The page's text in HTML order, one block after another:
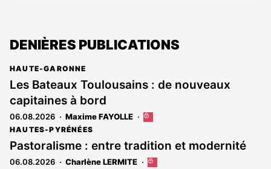
DENIÈRES PUBLICATIONS
HAUTE-GARONNE
Les Bateaux Toulousains : de nouveaux
capitaines à bord
06.08.2026 Maxime FAYOLLE
Cet
est
réservé
aux
HAUTES-PYRÉNÉES
Pastoralisme : entre tradition et modernité
06.08.2026 Charlène LERMITE
Cet